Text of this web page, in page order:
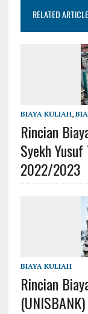
RELATED
BIAYA KULIAH,
Rincian
Syekh
2022/2023
BIAYA KULIAH
Rincian